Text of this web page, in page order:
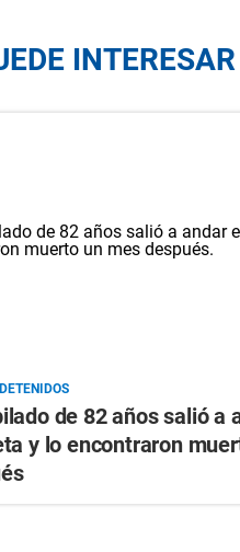
INTERESAR
de 82 años salió a
y lo encontraron